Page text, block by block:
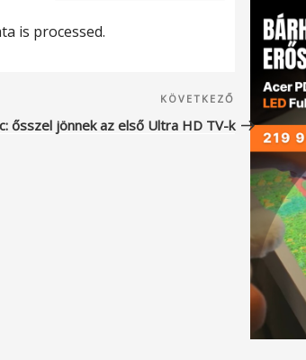
is processed.
Következő
bejegyzés
KÖVETKEZŐ
ősszel jönnek az első Ultra HD TV-k